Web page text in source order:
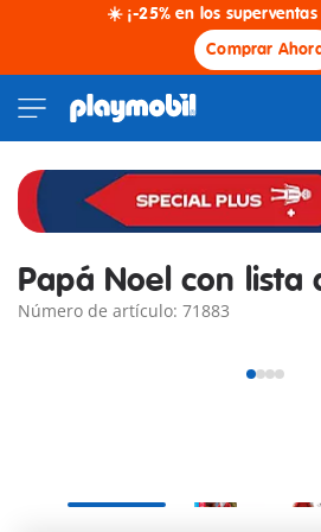
☀️ ¡-25% en los
Comprar
Papá Noel con lista
Número de artículo: 71883